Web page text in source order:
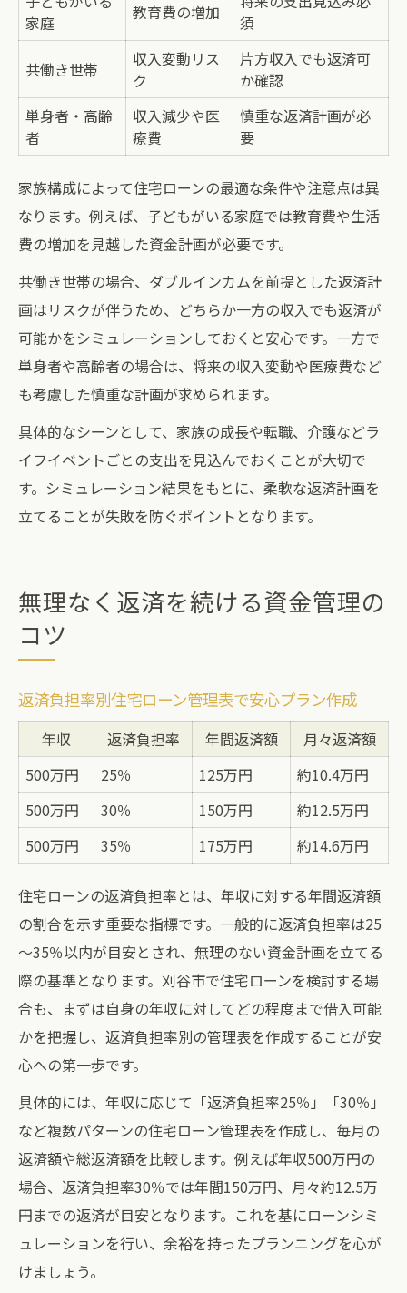
家庭
教育費の増加
須
共働き世帯
収入変動リス
ク
片方収入でも返済可
か確認
単身者・高齢
者
収入減少や医
療費
慎重な返済計画が必
要
家族構成によって住宅ローンの最適な条件や注意点は異
なります。例えば、子どもがいる家庭では教育費や生活
費の増加を見越した資金計画が必要です。
共働き世帯の場合、ダブルインカムを前提とした返済計
画はリスクが伴うため、どちらか一方の収入でも返済が
可能かをシミュレーションしておくと安心です。一方で
単身者や高齢者の場合は、将来の収入変動や医療費など
も考慮した慎重な計画が求められます。
具体的なシーンとして、家族の成長や転職、介護などラ
イフイベントごとの支出を見込んでおくことが大切で
す。シミュレーション結果をもとに、柔軟な返済計画を
立てることが失敗を防ぐポイントとなります。
無理なく返済を続ける資金管理の
コツ
返済負担率別住宅ローン管理表で安心プラン作成
年収 返済負担率 年間返済額
月々返済額
500万円
25％ 125万円
約10.4万円
500万円
30％ 150万円
約12.5万円
500万円
35％ 175万円 約14.6万円
住宅ローンの返済負担率とは、年収に対する年間返済額
の割合を示す重要な指標です。一般的に返済負担率は25
～35％以内が目安とされ、無理のない資金計画を立てる
際の基準となります。刈谷市で住宅ローンを検討する場
合も、まずは自身の年収に対してどの程度まで借入可能
かを把握し、返済負担率別の管理表を作成することが安
心への第一歩です。
具体的には、年収に応じて「返済負担率25％」「30％」
など複数パターンの住宅ローン管理表を作成し、毎月の
返済額や総返済額を比較します。例えば年収500万円の
場合、返済負担率30％では年間150万円、月々約12.5万
円までの返済が目安となります。これを基にローンシミ
ュレーションを行い、余裕を持ったプランニングを心が
けましょう。